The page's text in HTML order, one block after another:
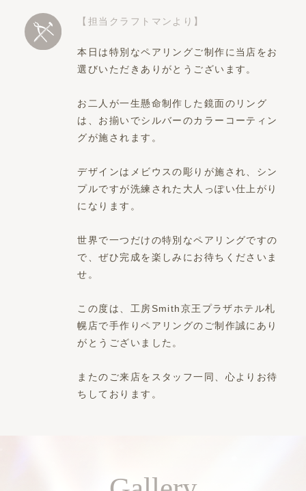
【担当クラフトマンより】
本日は特別なペアリングご制作に当店をお
選びいただきありがとうございます。
お二人が一生懸命制作した鏡面のリング
は、お揃いでシルバーのカラーコーティン
グが施されます。
デザインはメビウスの彫りが施され、シン
プルですが洗練された大人っぽい仕上がり
になります。
世界で一つだけの特別なペアリングですの
で、ぜひ完成を楽しみにお待ちくださいま
せ。
この度は、工房Smith京王プラザホテル札
幌店で手作りペアリングのご制作誠にあり
がとうございました。
またのご来店をスタッフ一同、心よりお待
ちしております。